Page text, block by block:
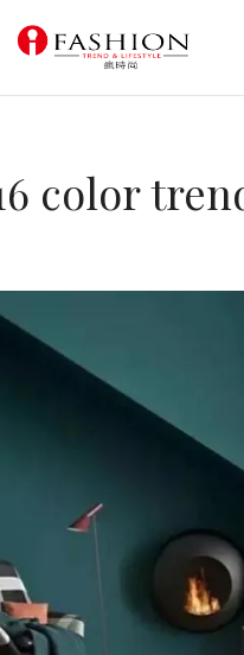
color